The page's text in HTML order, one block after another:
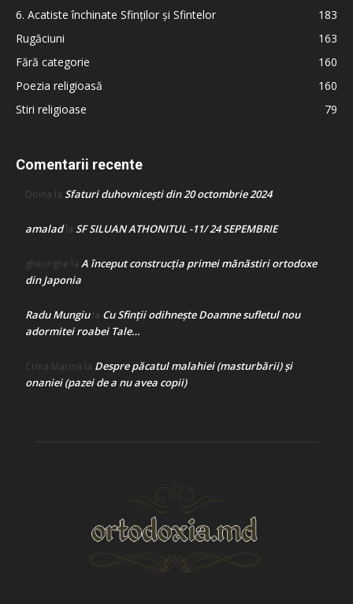
6. Acatiste închinate Sfinților și Sfintelor
183
Rugăciuni
163
Fără categorie
160
Poezia religioasă
160
Stiri religioase
79
Comentarii recente
Doina la Sfaturi duhovnicești din 20 octombrie 2024
amaladla SF SILUAN ATHONITUL -11/ 24 SEPEMBRIE
gheorghe la A început construcţia primei mănăstiri ortodoxe
din Japonia
Radu Mungiula Cu Sfinții odihnește Doamne sufletul nou
adormitei roabei Tale…
Crina Marina la Despre păcatul malahiei (masturbării) şi
onaniei (pazei de a nu avea copii)